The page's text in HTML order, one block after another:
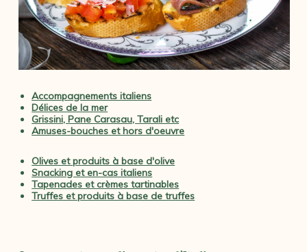
Accompagnements italiens
Délices de la mer
Grissini, Pane Carasau, Tarali etc
Amuses-bouches et hors d'oeuvre
Olives et produits à base d'olive
Snacking et en-cas italiens
Tapenades et crèmes tartinables
Truffes et produits à base de truffes